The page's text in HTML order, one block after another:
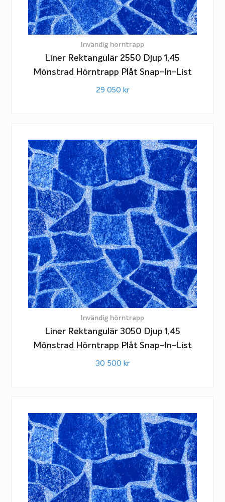
Invändig hörntrapp
Liner Rektangulär 2550 Djup 1,45
Mönstrad Hörntrapp Plåt Snap-In-List
29 050 kr
Invändig hörntrapp
Liner Rektangulär 3050 Djup 1,45
Mönstrad Hörntrapp Plåt Snap-In-List
30 500 kr